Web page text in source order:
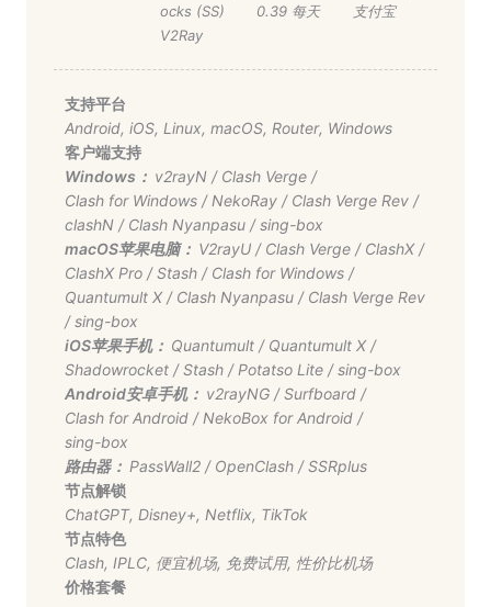
ocks (SS)
V2Ray
0.39 每天
支付宝
支持平台
Android, iOS, Linux, macOS, Router, Windows
客户端支持
Windows： v2rayN/ Clash Verge/
Clash for Windows/ NekoRay/ Clash Verge Rev/
clashN/ Clash Nyanpasu/sing-box
macOS苹果电脑： V2rayU/ Clash Verge/ ClashX/
ClashX Pro/Stash/ Clash for Windows/
Quantumult X/ Clash Nyanpasu/ Clash Verge Rev
/sing-box
iOS苹果手机： Quantumult/ Quantumult X/
Shadowrocket/Stash/ Potatso Lite/sing-box
Android安卓手机： v2rayNG/Surfboard/
Clash for Android/ NekoBox for Android/
sing-box
路由器： PassWall2/ OpenClash/SSRplus
节点解锁
ChatGPT, Disney+, Netflix, TikTok
节点特色
Clash, IPLC, 便宜机场, 免费试用, 性价比机场
价格套餐